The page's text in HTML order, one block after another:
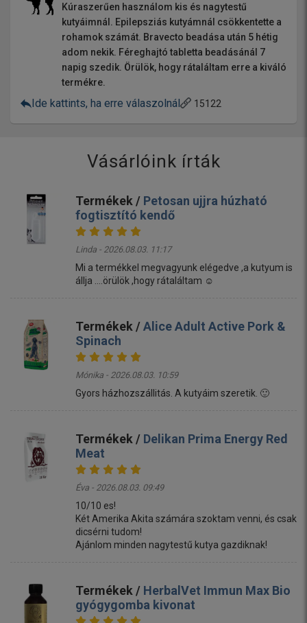
Kúraszerűen használom kis és nagytestű
kutyáimnál. Epilepsziás kutyámnál csökkentette a
rohamok számát. Bravecto beadása után 5 hétig
adom nekik. Féreghajtó tabletta beadásánál 7
napig szedik. Örülök, hogy rátaláltam erre a kiváló
termékre.
Ide kattints, ha erre válaszolnál 15122
Vásárlóink írták
Termékek / Petosan ujjra húzható
fogtisztító kendő
Linda - 2026.08.03. 11:17
Mi a termékkel megvagyunk elégedve ,a kutyum is
állja ....örülök ,hogy rátaláltam ☺️
Termékek /Alice Adult Active Pork &
Spinach
Mónika - 2026.08.03. 10:59
Gyors házhozszállitás. A kutyáim szeretik. 🙂
Termékek / Delikan Prima Energy Red
Meat
Éva - 2026.08.03. 09:49
10/10 es!
Két Amerika Akita számára szoktam venni, és csak
dicsérni tudom!
Ajánlom minden nagytestű kutya gazdiknak!
Termékek / HerbalVet Immun Max Bio
gyógygomba kivonat